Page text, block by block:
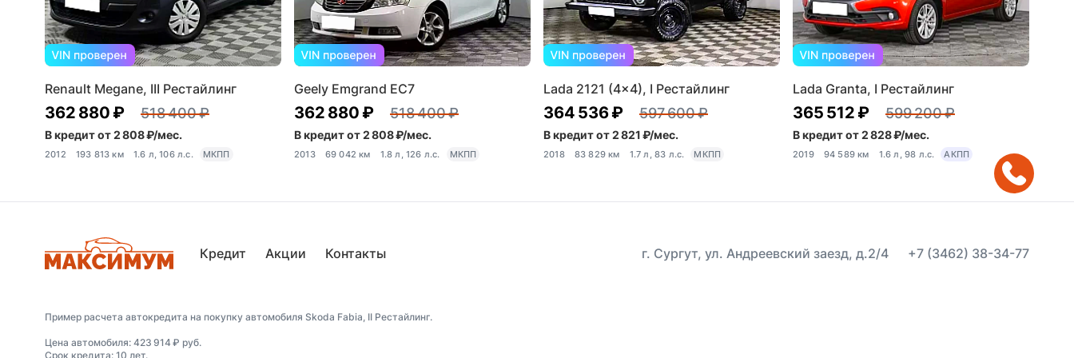
Renault Megane, III Рестайлинг
362 880 ₽ 518 400 ₽
В кредит от 2 808 ₽/мес.
2012 193 813 км 1.6 л, 106 л.с. МКПП
Geely Emgrand EC7
362 880 ₽ 518 400 ₽
В кредит от 2 808 ₽/мес.
2013 69 042 км 1.8 л, 126 л.с. МКПП
Lada 2121 (4x4), I Рестайлинг
364 536 ₽ 597 600 ₽
В кредит от 2 821 ₽/мес.
2018 83 829 км 1.7 л, 83 л.с. МКПП
Lada Granta, I Рестайлинг
365 512 ₽ 599 200 ₽
В кредит от 2 828 ₽/мес.
2019 94 589 км 1.6 л, 98 л.с. АКПП
Кредит Акции Контакты г. Сургут, ул. Андреевский заезд, д.2/4 +7 (3462) 38-34-77
Пример расчета автокредита на покупку автомобиля Skoda Fabia, II Рестайлинг.
Цена автомобиля: 423 914 ₽ руб.
Срок кредита: 10 лет.